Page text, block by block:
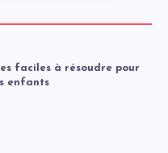
faciles à résoudre pour
enfants